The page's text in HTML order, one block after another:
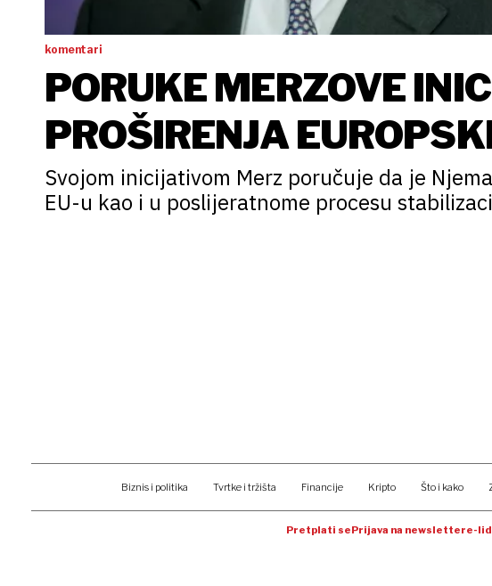
komentari
PORUKE MERZOVE
PROŠIRENJA
Svojom inicijativom Merz poručuje da je
EU-u kao i u poslijeratnome procesu
Biznis i politika Tvrtke i tržišta Financije Kripto Što i kako
Pretplati sePrijava na newslettere-